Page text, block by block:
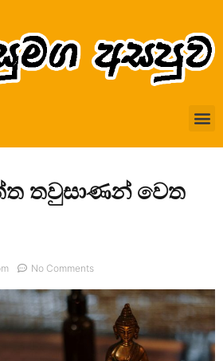
තවුසාණන් වෙත
No Comments